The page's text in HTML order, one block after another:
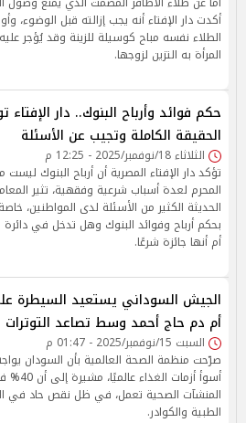
أكدت دار الإفتاء أنه يجب إزالته قبل الوضوء،
الطلاء نفسه مباح كوسيلة للزينة وقد يُؤجر
المرأة به التزين لزوجها.
حكم فوائد وأرباح البنوك.. دار الإفتاء
الحقيقة الكاملة وتجيب عن الأسئلة
الثلاثاء 18/نوفمبر/2025 - 12:25 م
تؤكد دار الإفتاء المصرية أن أرباح البنوك ليست
المحرم لعدة أسباب شرعية وفقهية، تثير
الحديثة الكثير من الأسئلة لدى المواطنين،
بحكم أرباح وفوائد البنوك وهل تدخل في دائرة
أم أنها جائزة شرعًا.
الجيش السوداني يستعيد السيطرة
أم دم حاج أحمد وسط تصاعد التوترات
السبت 15/نوفمبر/2025 - 01:47 م
صرّحت منظمة الصحة العالمية بأن السودان
أسوأ أزمات
المنشآت الصحية تعمل، في ظل نقص حاد في
الطبية والكوادر.